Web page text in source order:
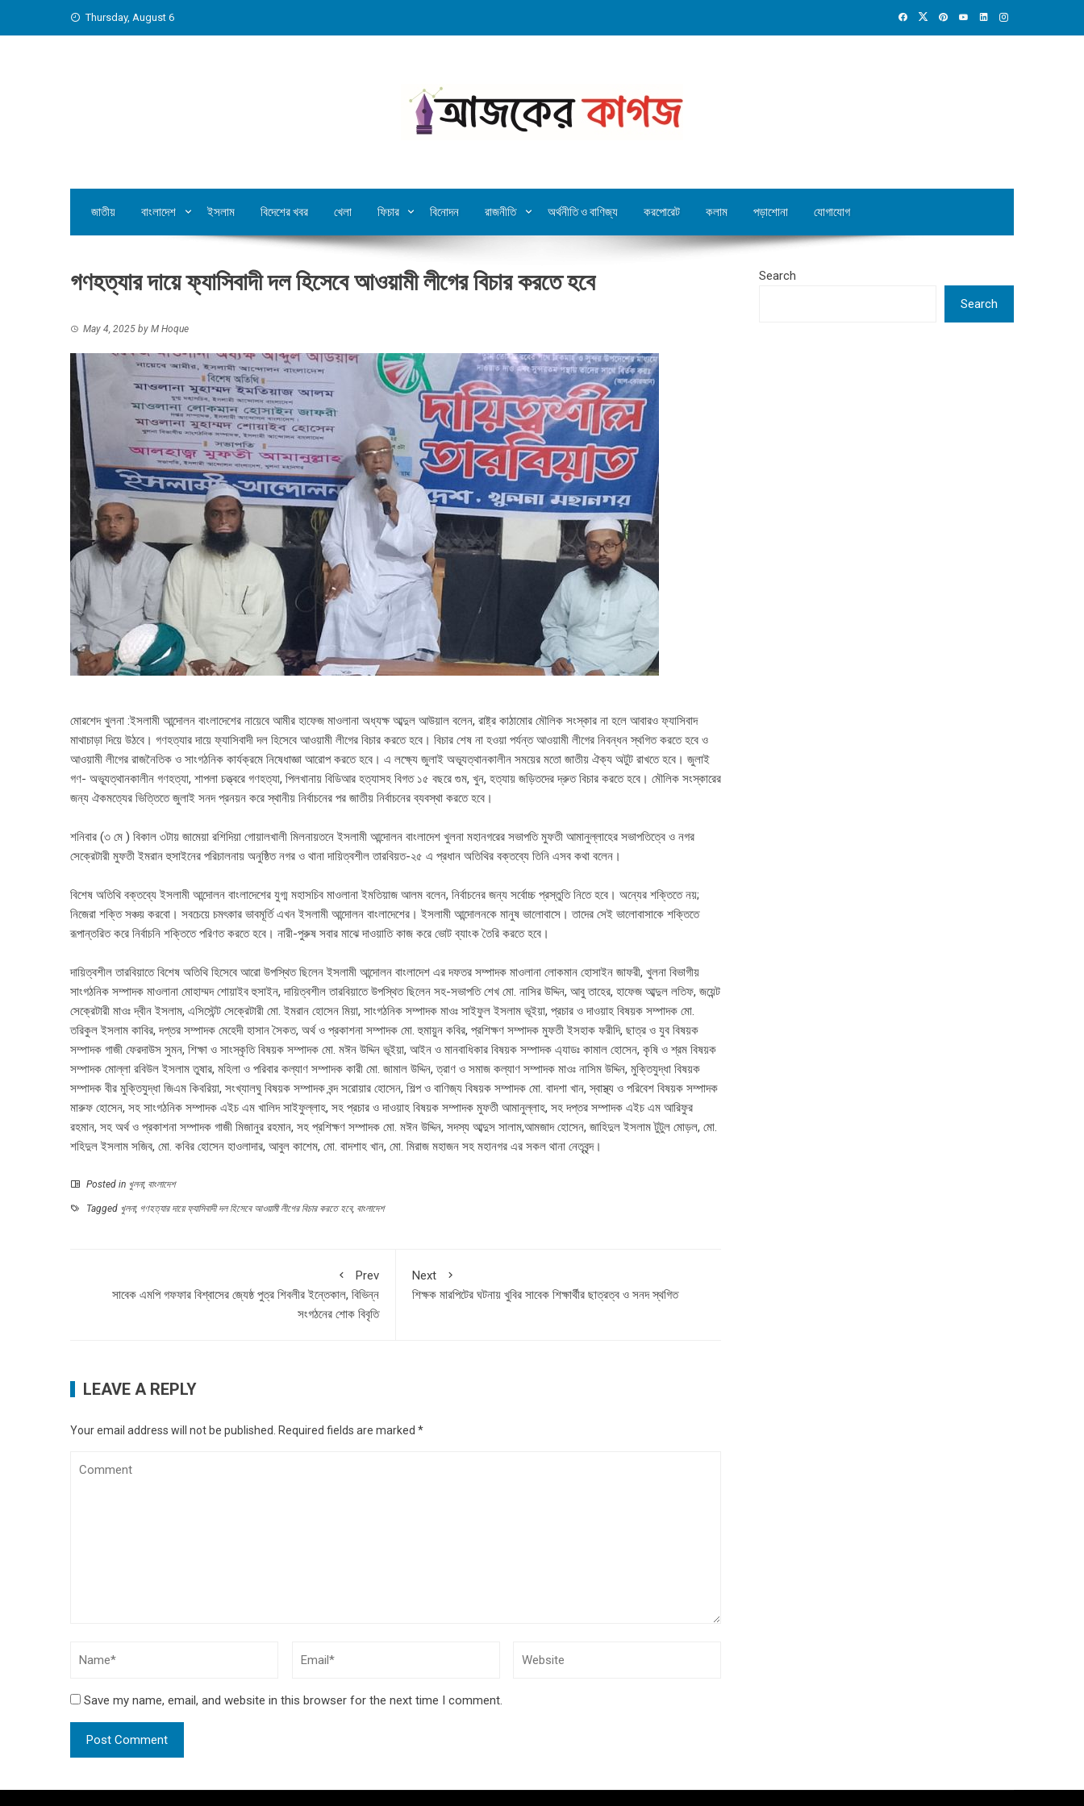
Thursday, August 6
জাতীয় বাংলাদেশ ইসলাম বিদেশের খবর খেলা ফিচার বিনোদন রাজনীতি অর্থনীতি ও বাণিজ্য করপোরেট কলাম পড়াশোনা যোগাযোগ
গণহত্যার দায়ে ফ্যাসিবাদী দল হিসেবে আওয়ামী লীগের বিচার করতে হবে
May 4, 2025 by M Hoque
মোরশেদ খুলনা :ইসলামী আন্দোলন বাংলাদেশের নায়েবে আমীর হাফেজ মাওলানা অধ্যক্ষ আব্দুল আউয়াল বলেন, রাষ্ট্র কাঠামোর মৌলিক সংস্কার না হলে আবারও ফ্যাসিবাদ
মাথাচাড়া দিয়ে উঠবে। গণহত্যার দায়ে ফ্যাসিবাদী দল হিসেবে আওয়ামী লীগের বিচার করতে হবে। বিচার শেষ না হওয়া পর্যন্ত আওয়ামী লীগের নিবন্ধন স্থগিত করতে হবে ও
আওয়ামী লীগের রাজনৈতিক ও সাংগঠনিক কার্যক্রমে নিষেধাজ্ঞা আরোপ করতে হবে। এ লক্ষ্যে জুলাই অভ্যূত্থানকালীন সময়ের মতো জাতীয় ঐক্য অটুট রাখতে হবে। জুলাই
গণ- অভ্যূত্থানকালীন গণহত্যা, শাপলা চত্ত্বরে গণহত্যা, পিলখানায় বিডিআর হত্যাসহ বিগত ১৫ বছরে গুম, খুন, হত্যায় জড়িতদের দ্রুত বিচার করতে হবে। মৌলিক সংস্কারের
জন্য ঐকমত্যের ভিত্তিতে জুলাই সনদ প্রনয়ন করে স্থানীয় নির্বাচনের পর জাতীয় নির্বাচনের ব্যবস্থা করতে হবে।
শনিবার (৩ মে ) বিকাল ৩টায় জামেয়া রশিদিয়া গোয়ালখালী মিলনায়তনে ইসলামী আন্দোলন বাংলাদেশ খুলনা মহানগরের সভাপতি মুফতী আমানুল্লাহের সভাপতিত্বে ও নগর
সেক্রেটারী মুফতী ইমরান হুসাইনের পরিচালনায় অনুষ্ঠিত নগর ও থানা দায়িত্বশীল তারবিয়ত-২৫ এ প্রধান অতিথির বক্তব্যে তিনি এসব কথা বলেন।
বিশেষ অতিথি বক্তব্যে ইসলামী আন্দোলন বাংলাদেশের যুগ্ম মহাসচিব মাওলানা ইমতিয়াজ আলম বলেন, নির্বাচনের জন্য সর্বোচ্চ প্রস্তুতি নিতে হবে। অন্যের শক্তিতে নয়;
নিজেরা শক্তি সঞ্চয় করবো। সবচেয়ে চমৎকার ভাবমূর্তি এখন ইসলামী আন্দোলন বাংলাদেশের। ইসলামী আন্দোলনকে মানুষ ভালোবাসে। তাদের সেই ভালোবাসাকে শক্তিতে
রূপান্তরিত করে নির্বাচনি শক্তিতে পরিণত করতে হবে। নারী-পুরুষ সবার মাঝে দাওয়াতি কাজ করে ভোট ব্যাংক তৈরি করতে হবে।
দায়িত্বশীল তারবিয়াতে বিশেষ অতিথি হিসেবে আরো উপস্থিত ছিলেন ইসলামী আন্দোলন বাংলাদেশ এর দফতর সম্পাদক মাওলানা লোকমান হোসাইন জাফরী, খুলনা বিভাগীয়
সাংগঠনিক সম্পাদক মাওলানা মোহাম্মদ শোয়াইব হুসাইন, দায়িত্বশীল তারবিয়াতে উপস্থিত ছিলেন সহ-সভাপতি শেখ মো. নাসির উদ্দিন, আবু তাহের, হাফেজ আব্দুল লতিফ, জয়েন্ট
সেক্রেটারী মাওঃ দ্বীন ইসলাম, এসিস্টেন্ট সেক্রেটারী মো. ইমরান হোসেন মিয়া, সাংগঠনিক সম্পাদক মাওঃ সাইফুল ইসলাম ভূইয়া, প্রচার ও দাওয়াহ বিষয়ক সম্পাদক মো.
তরিকুল ইসলাম কাবির, দপ্তর সম্পাদক মেহেদী হাসান সৈকত, অর্থ ও প্রকাশনা সম্পাদক মো. হুমায়ুন কবির, প্রশিক্ষণ সম্পাদক মুফতী ইসহাক ফরীদি, ছাত্র ও যুব বিষয়ক
সম্পাদক গাজী ফেরদাউস সুমন, শিক্ষা ও সাংস্কৃতি বিষয়ক সম্পাদক মো. মঈন উদ্দিন ভূইয়া, আইন ও মানবাধিকার বিষয়ক সম্পাদক এ্যাডঃ কামাল হোসেন, কৃষি ও শ্রম বিষয়ক
সম্পাদক মোল্লা রবিউল ইসলাম তুষার, মহিলা ও পরিবার কল্যাণ সম্পাদক কারী মো. জামাল উদ্দিন, ত্রাণ ও সমাজ কল্যাণ সম্পাদক মাওঃ নাসিম উদ্দিন, মুক্তিযুদ্ধা বিষয়ক
সম্পাদক বীর মুক্তিযুদ্ধা জিএম কিবরিয়া, সংখ্যালঘু বিষয়ক সম্পাদক বন্দ সরোয়ার হোসেন, শিল্প ও বাণিজ্য বিষয়ক সম্পাদক মো. বাদশা খান, স্বাস্থ্য ও পরিবেশ বিষয়ক সম্পাদক
মারুফ হোসেন, সহ সাংগঠনিক সম্পাদক এইচ এম খালিদ সাইফুল্লাহ, সহ প্রচার ও দাওয়াহ বিষয়ক সম্পাদক মুফতী আমানুল্লাহ, সহ দপ্তর সম্পাদক এইচ এম আরিফুর
রহমান, সহ অর্থ ও প্রকাশনা সম্পাদক গাজী মিজানুর রহমান, সহ প্রশিক্ষণ সম্পাদক মো. মঈন উদ্দিন, সদস্য আব্দুস সালাম,আমজাদ হোসেন, জাহিদুল ইসলাম টুটুল মোড়ল, মো.
শহিদুল ইসলাম সজিব, মো. কবির হোসেন হাওলাদার, আবুল কাশেম, মো. বাদশাহ খান, মো. মিরাজ মহাজন সহ মহানগর এর সকল থানা নেতৃবৃন্দ।
Posted in খুলনা, বাংলাদেশ
Tagged খুলনা, গণহত্যার দায়ে ফ্যাসিবাদী দল হিসেবে আওয়ামী লীগের বিচার করতে হবে, বাংলাদেশ
Prev
সাবেক এমপি গফফার বিশ্বাসের জ্যেষ্ঠ পুত্র শিবলীর ইন্তেকাল, বিভিন্ন
সংগঠনের শোক বিবৃতি
Next
শিক্ষক মারপিটের ঘটনায় খুবির সাবেক শিক্ষার্থীর ছাত্রত্ব ও সনদ স্থগিত
LEAVE A REPLY
Your email address will not be published. Required fields are marked *
Save my name, email, and website in this browser for the next time I comment.
Search
Search